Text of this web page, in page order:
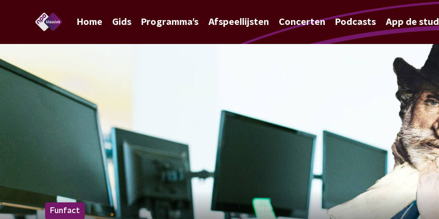
Home Gids Programma's Afspeellijsten Concerten Podcasts App de
Funfact